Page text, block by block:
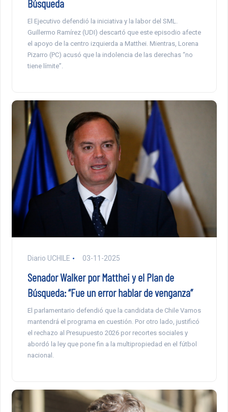
Búsqueda
El Ejecutivo defendió la iniciativa y la labor del SML.
Guillermo Ramírez (UDI) descartó que este episodio afecte
el apoyo de la centro izquierda a Matthei. Mientras, Lorena
Pizarro (PC) acusó que la indolencia de las derechas “no
tiene límite”.
Diario UCHILE 03-11-2025
Senador Walker por Matthei y el Plan de
Búsqueda: “Fue un error hablar de venganza”
El parlamentario defendió que la candidata de Chile Vamos
mantendrá el programa en cuestión. Por otro lado, justificó
el rechazo al Presupuesto 2026 por recortes sociales y
abordó la ley que pone fin a la multipropiedad en el fútbol
nacional.